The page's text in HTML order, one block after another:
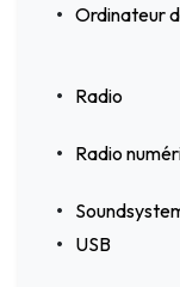
Ordinateur
Radio
Radio
USB